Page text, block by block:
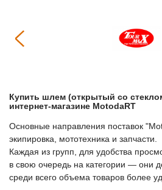
Купить Шлем (открытый со
интернет-магазине МоtodaRT
Основные направления поставок
экипировка, мототехника и запчасти.
Каждая из групп, для удобства
в свою очередь на категории — они
среди всего объема товаров более